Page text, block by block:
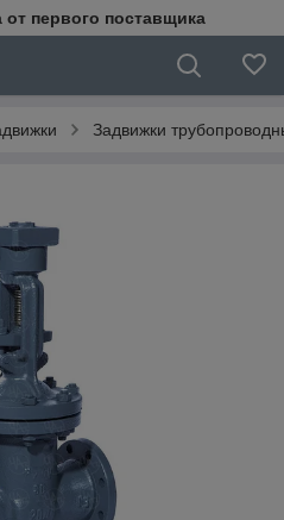
первого поставщика
Задвижки